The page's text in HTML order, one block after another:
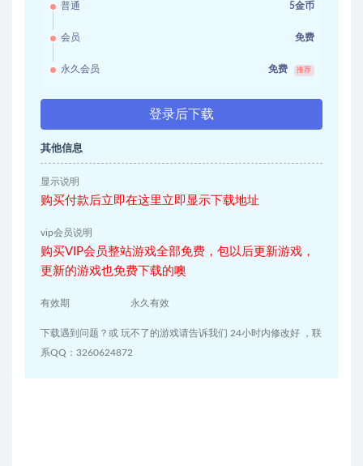
普通 5金币
会员 免费
永久会员 免费 推荐
登录后下载
其他信息
显示说明
购买付款后立即在这里立即显示下载地址
vip会员说明
购买VIP会员整站游戏全部免费，包以后更新游戏，
更新的游戏也免费下载的噢
有效期 永久有效
下载遇到问题？或 玩不了的游戏请告诉我们 24小时内修改好 ，联
系QQ：3260624872